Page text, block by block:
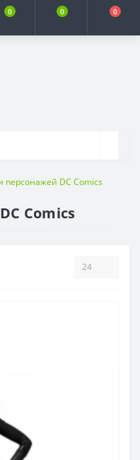
0 0 0
персонажей DC Comics
Comics